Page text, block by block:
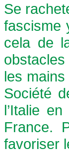
Se
fascisme
cela de
obstacles
les
Société
l’Italie
France.
favoriser